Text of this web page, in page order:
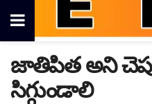
జాతిపిత అని
సిగ్గుండాలి